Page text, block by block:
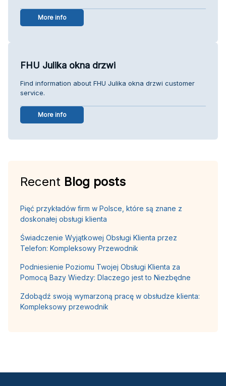
More info
FHU Julika okna drzwi
Find information about FHU Julika okna drzwi customer
service.
More info
Recent Blog posts
Pięć przykładów firm w Polsce, które są znane z
doskonałej obsługi klienta
Świadczenie Wyjątkowej Obsługi Klienta przez
Telefon: Kompleksowy Przewodnik
Podniesienie Poziomu Twojej Obsługi Klienta za
Pomocą Bazy Wiedzy: Dlaczego jest to Niezbędne
Zdobądź swoją wymarzoną pracę w obsłudze klienta:
Kompleksowy przewodnik